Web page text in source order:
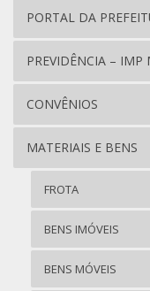
PORTAL DA
PREVIDÊNCIA – IMP
CONVÊNIOS
MATERIAIS E BENS
FROTA
BENS IMÓVEIS
BENS MÓVEIS